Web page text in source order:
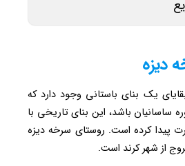
دیزه
یک بنای باستانی وجود دارد که
ساسانیان باشد، این بنای تاریخی با
پیدا کرده است. روستای سرخه دیزه
از شهر کرند است.